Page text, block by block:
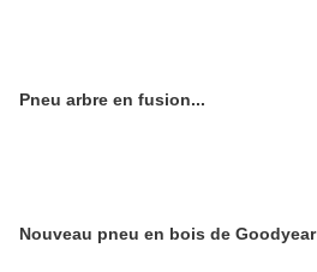
Pneu arbre en fusion...
Nouveau pneu en bois de Goodyear